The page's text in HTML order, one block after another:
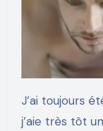
J’ai toujours été un fêtard. La chance a voulu que
j’aie très tôt